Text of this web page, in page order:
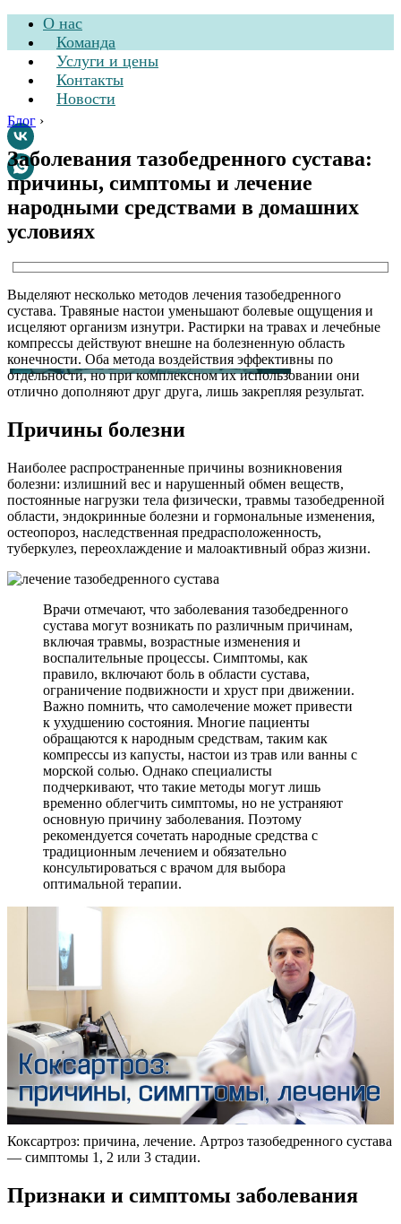
О нас
Команда
Услуги и цены
Контакты
Новости
Стоматологическая
клиника
Блог ›
Заболевания тазобедренного сустава:
причины, симптомы и лечение
народными средствами в домашних
условиях
Выделяют несколько методов лечения тазобедренного
сустава. Травяные настои уменьшают болевые ощущения и
исцеляют организм изнутри. Растирки на травах и лечебные
компрессы действуют внешне на болезненную область
конечности. Оба метода воздействия эффективны по
отдельности, но при комплексном их использовании они
отлично дополняют друг друга, лишь закрепляя результат.
Причины болезни
Наиболее распространенные причины возникновения
болезни: излишний вес и нарушенный обмен веществ,
постоянные нагрузки тела физически, травмы тазобедренной
области, эндокринные болезни и гормональные изменения,
остеопороз, наследственная предрасположенность,
туберкулез, переохлаждение и малоактивный образ жизни.
Врачи отмечают, что заболевания тазобедренного
сустава могут возникать по различным причинам,
включая травмы, возрастные изменения и
воспалительные процессы. Симптомы, как
правило, включают боль в области сустава,
ограничение подвижности и хруст при движении.
Важно помнить, что самолечение может привести
к ухудшению состояния. Многие пациенты
обращаются к народным средствам, таким как
компрессы из капусты, настои из трав или ванны с
морской солью. Однако специалисты
подчеркивают, что такие методы могут лишь
временно облегчить симптомы, но не устраняют
основную причину заболевания. Поэтому
рекомендуется сочетать народные средства с
традиционным лечением и обязательно
консультироваться с врачом для выбора
оптимальной терапии.
Коксартроз: причина, лечение. Артроз тазобедренного сустава
— симптомы 1, 2 или 3 стадии.
Признаки и симптомы заболевания